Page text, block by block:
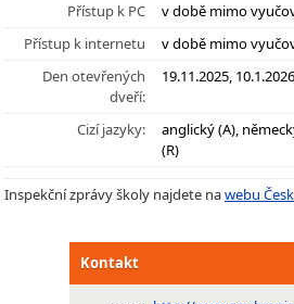
Přístup k PC
v době mimo
Přístup k internetu
v době mimo
Den otevřených
dveří:
19.11.2025, 10.1.2026
Cizí jazyky:
anglický (A),
(R)
Inspekční zprávy školy najdete nawebu
Kontakt